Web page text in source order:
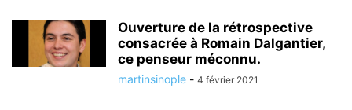
Ouverture de la rétrospective
consacrée à Romain Dalgantier,
ce penseur méconnu.
martinsinople - 4 février 2021